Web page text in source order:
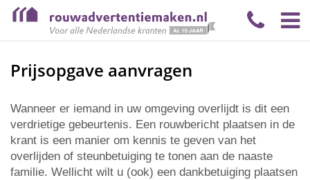
Prijsopgave aanvragen
Wanneer er iemand in uw omgeving overlijdt is dit een
verdrietige gebeurtenis. Een rouwbericht plaatsen in de
krant is een manier om kennis te geven van het
overlijden of steunbetuiging te tonen aan de naaste
familie. Wellicht wilt u (ook) een dankbetuiging plaatsen